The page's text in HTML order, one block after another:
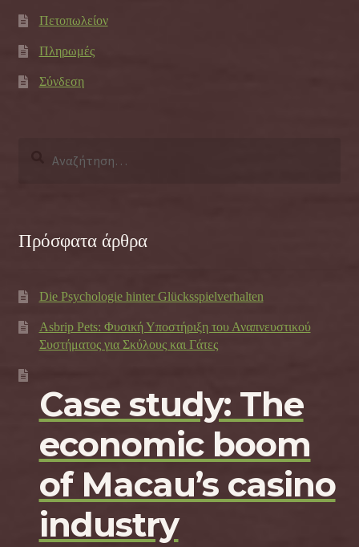
Πετοπωλείον
Πληρωμές
Σύνδεση
Πρόσφατα άρθρα
Die Psychologie hinter Glücksspielverhalten
Asbrip Pets: Φυσική Υποστήριξη του Αναπνευστικού
Συστήματος για Σκύλους και Γάτες
Case study: The
economic boom
of Macau’s casino
industry